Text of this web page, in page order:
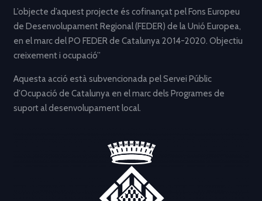
L’objecte d’aquest projecte és cofinançat pel Fons Europeu
de Desenvolupament Regional (FEDER) de la Unió Europea,
en el marc del PO FEDER de Catalunya 2014-2020. Objectiu
creixement i ocupació”
Aquesta acció està subvencionada pel Servei Públic
d’Ocupació de Catalunya en el marc dels Programes de
suport al desenvolupament local.